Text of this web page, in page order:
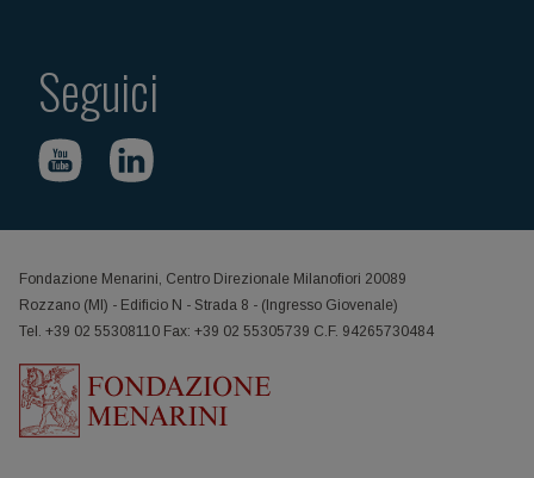
Seguici
Fondazione Menarini, Centro Direzionale Milanofiori 20089
Rozzano (MI) - Edificio N - Strada 8 - (Ingresso Giovenale)
Tel. +39 02 55308110 Fax: +39 02 55305739 C.F. 94265730484